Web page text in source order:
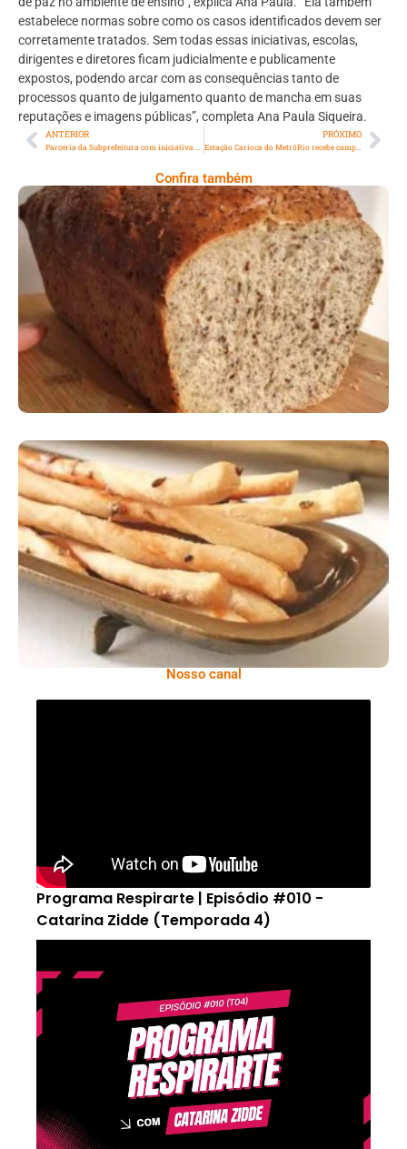
estabelece normas sobre como os casos identificados devem ser
corretamente tratados. Sem todas essas iniciativas, escolas,
dirigentes e diretores ficam judicialmente e publicamente
expostos, podendo arcar com as consequências tanto de
processos quanto de julgamento quanto de mancha em suas
reputações e imagens públicas”, completa Ana Paula Siqueira.
ANTERIOR PRÓXIMO
Estação Carioca do MetrôRio recebe campanha gratuita de multivacinação
Confira também
Comer Bem: Pão Low Carb
Comer Bem: Palitinhos De Cebola E Salsa
Nosso canal
Programa Respirarte | Episódio #010 -
Catarina Zidde (Temporada 4)